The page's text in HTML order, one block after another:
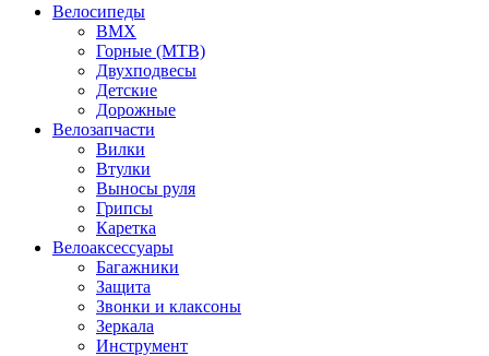
Велосипеды
BMX
Горные (MTB)
Двухподвесы
Детские
Дорожные
Велозапчасти
Вилки
Втулки
Выносы руля
Грипсы
Каретка
Велоаксессуары
Багажники
Защита
Звонки и клаксоны
Зеркала
Инструмент